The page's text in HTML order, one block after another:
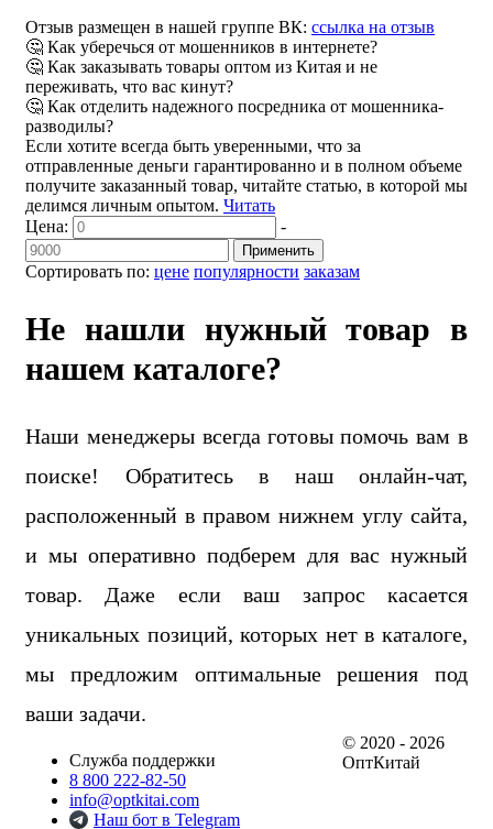
Отзыв размещен в нашей группе ВК: ссылка на отзыв
🤔 Как уберечься от мошенников в интернете?
🤔 Как заказывать товары оптом из Китая и не
переживать, что вас кинут?
🤔 Как отделить надежного посредника от мошенника-
разводилы?
Если хотите всегда быть уверенными, что за
отправленные деньги гарантированно и в полном объеме
получите заказанный товар, читайте статью, в которой мы
делимся личным опытом. Читать
Сортировать по: цене популярности заказам
Цена: -
Применить
Не нашли нужный товар в
нашем каталоге?
Наши менеджеры всегда готовы помочь вам в
поиске! Обратитесь в наш онлайн-чат,
расположенный в правом нижнем углу сайта,
и мы оперативно подберем для вас нужный
товар. Даже если ваш запрос касается
уникальных позиций, которых нет в каталоге,
мы предложим оптимальные решения под
ваши задачи.
Служба поддержки
8 800 222-82-50
info@optkitai.com
Наш бот в Telegram
© 2020 - 2026
ОптКитай